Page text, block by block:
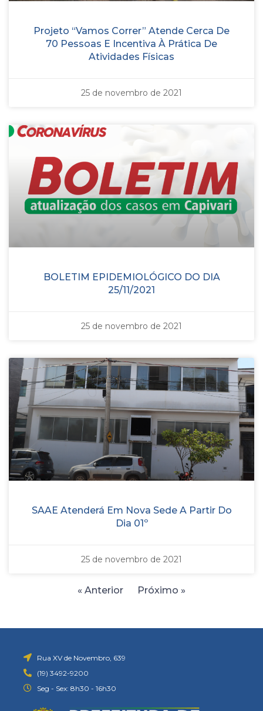
Projeto “Vamos Correr” Atende Cerca De
70 Pessoas E Incentiva À Prática De
Atividades Físicas
25 de novembro de 2021
BOLETIM EPIDEMIOLÓGICO DO DIA
25/11/2021
25 de novembro de 2021
SAAE Atenderá Em Nova Sede A Partir Do
Dia 01º
25 de novembro de 2021
« Anterior Próximo »
Rua XV de Novembro, 639
(19) 3492-9200
Seg - Sex: 8h30 - 16h30